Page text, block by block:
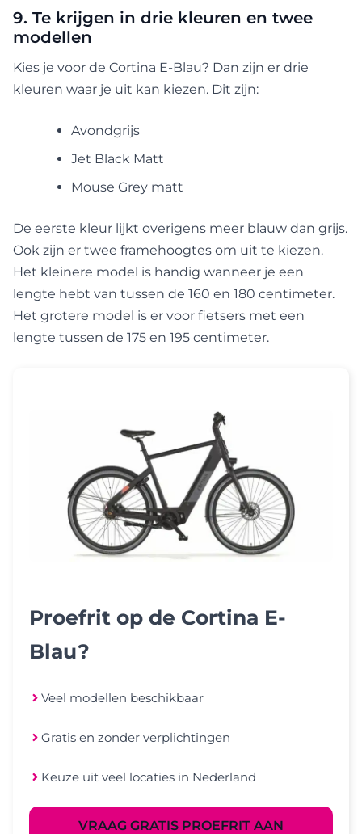
9. Te krijgen in drie kleuren en twee
modellen
Kies je voor de Cortina E-Blau? Dan zijn er drie
kleuren waar je uit kan kiezen. Dit zijn:
Avondgrijs
Jet Black Matt
Mouse Grey matt
De eerste kleur lijkt overigens meer blauw dan grijs.
Ook zijn er twee framehoogtes om uit te kiezen.
Het kleinere model is handig wanneer je een
lengte hebt van tussen de 160 en 180 centimeter.
Het grotere model is er voor fietsers met een
lengte tussen de 175 en 195 centimeter.
Proefrit op de Cortina E-
Blau?
Veel modellen beschikbaar
Gratis en zonder verplichtingen
Keuze uit veel locaties in Nederland
VRAAG GRATIS PROEFRIT AAN